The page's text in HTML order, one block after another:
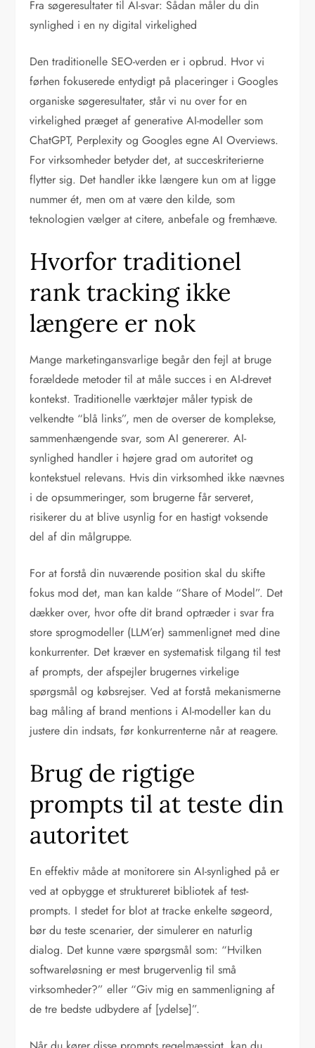
Fra søgeresultater til AI-svar: Sådan måler du din
synlighed i en ny digital virkelighed
Den traditionelle SEO-verden er i opbrud. Hvor vi
førhen fokuserede entydigt på placeringer i Googles
organiske søgeresultater, står vi nu over for en
virkelighed præget af generative AI-modeller som
ChatGPT, Perplexity og Googles egne AI Overviews.
For virksomheder betyder det, at succeskriterierne
flytter sig. Det handler ikke længere kun om at ligge
nummer ét, men om at være den kilde, som
teknologien vælger at citere, anbefale og fremhæve.
Hvorfor traditionel
rank tracking ikke
længere er nok
Mange marketingansvarlige begår den fejl at bruge
forældede metoder til at måle succes i en AI-drevet
kontekst. Traditionelle værktøjer måler typisk de
velkendte “blå links”, men de overser de komplekse,
sammenhængende svar, som AI genererer. AI-
synlighed handler i højere grad om autoritet og
kontekstuel relevans. Hvis din virksomhed ikke nævnes
i de opsummeringer, som brugerne får serveret,
risikerer du at blive usynlig for en hastigt voksende
del af din målgruppe.
For at forstå din nuværende position skal du skifte
fokus mod det, man kan kalde “Share of Model”. Det
dækker over, hvor ofte dit brand optræder i svar fra
store sprogmodeller (LLM’er) sammenlignet med dine
konkurrenter. Det kræver en systematisk tilgang til test
af prompts, der afspejler brugernes virkelige
spørgsmål og købsrejser. Ved at forstå mekanismerne
bag måling af brand mentions i AI-modeller kan du
justere din indsats, før konkurrenterne når at reagere.
Brug de rigtige
prompts til at teste din
autoritet
En effektiv måde at monitorere sin AI-synlighed på er
ved at opbygge et struktureret bibliotek af test-
prompts. I stedet for blot at tracke enkelte søgeord,
bør du teste scenarier, der simulerer en naturlig
dialog. Det kunne være spørgsmål som: “Hvilken
softwareløsning er mest brugervenlig til små
virksomheder?” eller “Giv mig en sammenligning af
de tre bedste udbydere af [ydelse]”.